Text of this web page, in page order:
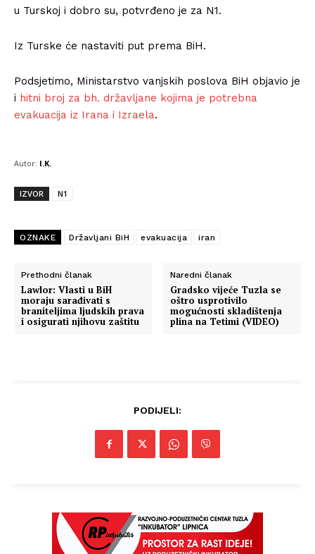
u Turskoj i dobro su, potvrđeno je za N1.
Iz Turske će nastaviti put prema BiH.
Podsjetimo, Ministarstvo vanjskih poslova BiH objavio je
i hitni broj za bh. državljane kojima je potrebna
evakuacija iz Irana i Izraela.
Autor: I.K.
IZVOR N1
OZNAKE Državljani BiH evakuacija iran
Prethodni članak
Lawlor: Vlasti u BiH
moraju sarađivati s
braniteljima ljudskih prava
i osigurati njihovu zaštitu
Naredni članak
Gradsko vijeće Tuzla se
oštro usprotivilo
mogućnosti skladištenja
plina na Tetimi (VIDEO)
PODIJELI: